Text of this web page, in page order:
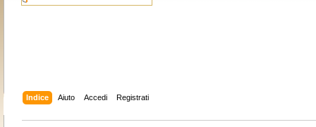
Indice Aiuto Accedi Registrati